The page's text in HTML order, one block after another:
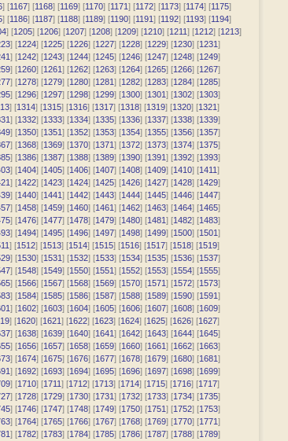
] [1167] [1168] [1169] [1170] [1171] [1172] [1173] [1174] [1175]
] [1186] [1187] [1188] [1189] [1190] [1191] [1192] [1193] [1194]
] [1205] [1206] [1207] [1208] [1209] [1210] [1211] [1212] [1213]
] [1224] [1225] [1226] [1227] [1228] [1229] [1230] [1231]
] [1242] [1243] [1244] [1245] [1246] [1247] [1248] [1249]
] [1260] [1261] [1262] [1263] [1264] [1265] [1266] [1267]
] [1278] [1279] [1280] [1281] [1282] [1283] [1284] [1285]
] [1296] [1297] [1298] [1299] [1300] [1301] [1302] [1303]
] [1314] [1315] [1316] [1317] [1318] [1319] [1320] [1321]
] [1332] [1333] [1334] [1335] [1336] [1337] [1338] [1339]
] [1350] [1351] [1352] [1353] [1354] [1355] [1356] [1357]
] [1368] [1369] [1370] [1371] [1372] [1373] [1374] [1375]
] [1386] [1387] [1388] [1389] [1390] [1391] [1392] [1393]
] [1404] [1405] [1406] [1407] [1408] [1409] [1410] [1411]
] [1422] [1423] [1424] [1425] [1426] [1427] [1428] [1429]
] [1440] [1441] [1442] [1443] [1444] [1445] [1446] [1447]
] [1458] [1459] [1460] [1461] [1462] [1463] [1464] [1465]
] [1476] [1477] [1478] [1479] [1480] [1481] [1482] [1483]
] [1494] [1495] [1496] [1497] [1498] [1499] [1500] [1501]
] [1512] [1513] [1514] [1515] [1516] [1517] [1518] [1519]
] [1530] [1531] [1532] [1533] [1534] [1535] [1536] [1537]
] [1548] [1549] [1550] [1551] [1552] [1553] [1554] [1555]
] [1566] [1567] [1568] [1569] [1570] [1571] [1572] [1573]
] [1584] [1585] [1586] [1587] [1588] [1589] [1590] [1591]
] [1602] [1603] [1604] [1605] [1606] [1607] [1608] [1609]
] [1620] [1621] [1622] [1623] [1624] [1625] [1626] [1627]
] [1638] [1639] [1640] [1641] [1642] [1643] [1644] [1645]
] [1656] [1657] [1658] [1659] [1660] [1661] [1662] [1663]
] [1674] [1675] [1676] [1677] [1678] [1679] [1680] [1681]
] [1692] [1693] [1694] [1695] [1696] [1697] [1698] [1699]
] [1710] [1711] [1712] [1713] [1714] [1715] [1716] [1717]
] [1728] [1729] [1730] [1731] [1732] [1733] [1734] [1735]
] [1746] [1747] [1748] [1749] [1750] [1751] [1752] [1753]
] [1764] [1765] [1766] [1767] [1768] [1769] [1770] [1771]
] [1782] [1783] [1784] [1785] [1786] [1787] [1788] [1789]